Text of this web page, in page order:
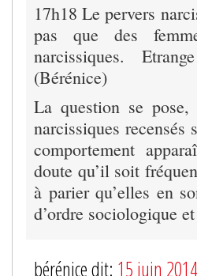
17h18 Le pervers
pas que des
narcissiques.
(Bérénice)
La question se
narcissiques
comportement
doute qu’il soit
à parier qu’elles en
d’ordre sociologique
bérénice dit: 15 juin